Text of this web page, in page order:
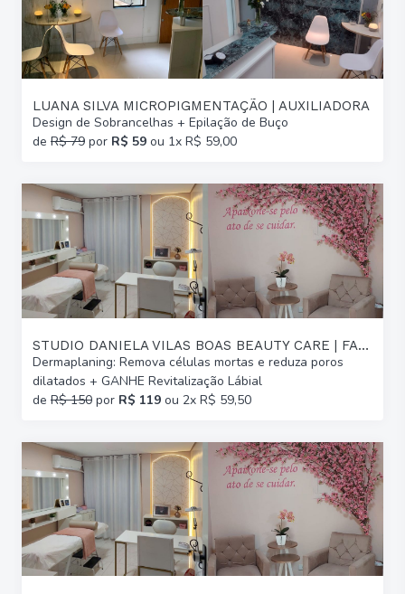
LUANA SILVA MICROPIGMENTAÇÃO | AUXILIADORA
Design de Sobrancelhas + Epilação de Buço
de R$ 79 por R$ 59 ou 1x R$ 59,00
STUDIO DANIELA VILAS BOAS BEAUTY CARE | FARROUPILHA
Dermaplaning: Remova células mortas e reduza poros
dilatados + GANHE Revitalização Lábial
de R$ 150 por R$ 119 ou 2x R$ 59,50